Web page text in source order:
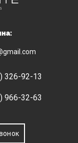
326-92-13
966-32-63